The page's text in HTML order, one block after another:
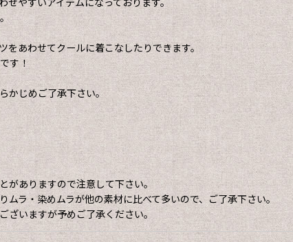
をあわせてクールに着こなしたりできます。
す！
かじめご了承下さい。
がありますので注意して下さい。
ラ・染めムラが他の素材に比べて多いので、ご了承下さい。
ざいますが予めご了承ください。